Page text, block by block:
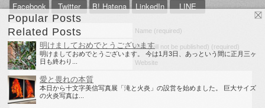
Facebook Twitter B! Hatena LinkedIn LINE
Name (required)
Mail (will not be published) (required)
Website
Popular Posts
Related Posts
明けましておめでとうございます
明けましておめでとうございます。 今は1月3日、あっという間に正月三ヶ
日も終わり...
愛と畏れの本質
本日から十文字美信写真展「滝と火炎」の設営を始めました。 巨大サイズ
の火炎写真は...